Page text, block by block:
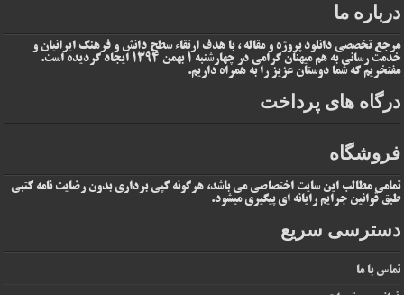
درباره ما
مرجع تخصصی دانلود پروژه و مقاله ، با هدف ارتقاء سطح دانش و فرهنگ ایرانیان و
خدمت رسانی به هم میهنان گرامی در چهارشنبه 1 بهمن 1394 ایجاد گردیده است.
مفتخریم که شما دوستان عزیز را به همراه داریم.
درگاه های پرداخت
فروشگاه
تمامی مطالب این سایت اختصاصی می باشد، هرگونه کپی برداری بدون رضایت نامه کتبی
طبق قوانین جرایم رایانه ای پیگیری میشود.
دسترسی سریع
تماس با ما